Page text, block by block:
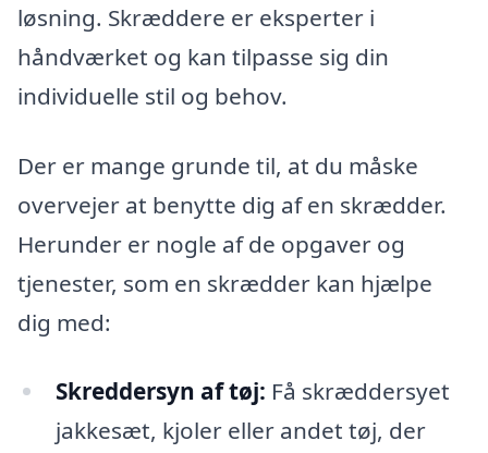
løsning. Skræddere er eksperter i
håndværket og kan tilpasse sig din
individuelle stil og behov.
Der er mange grunde til, at du måske
overvejer at benytte dig af en skrædder.
Herunder er nogle af de opgaver og
tjenester, som en skrædder kan hjælpe
dig med:
Skreddersyn af tøj: Få skræddersyet
jakkesæt, kjoler eller andet tøj, der